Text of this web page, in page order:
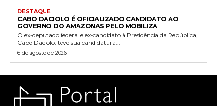
DESTAQUE
CABO DACIOLO É OFICIALIZADO CANDIDATO AO
GOVERNO DO AMAZONAS PELO MOBILIZA
O ex-deputado federal e ex-candidato à Presidência da República,
Cabo Daciolo, teve sua candidatura...
6 de agosto de 2026